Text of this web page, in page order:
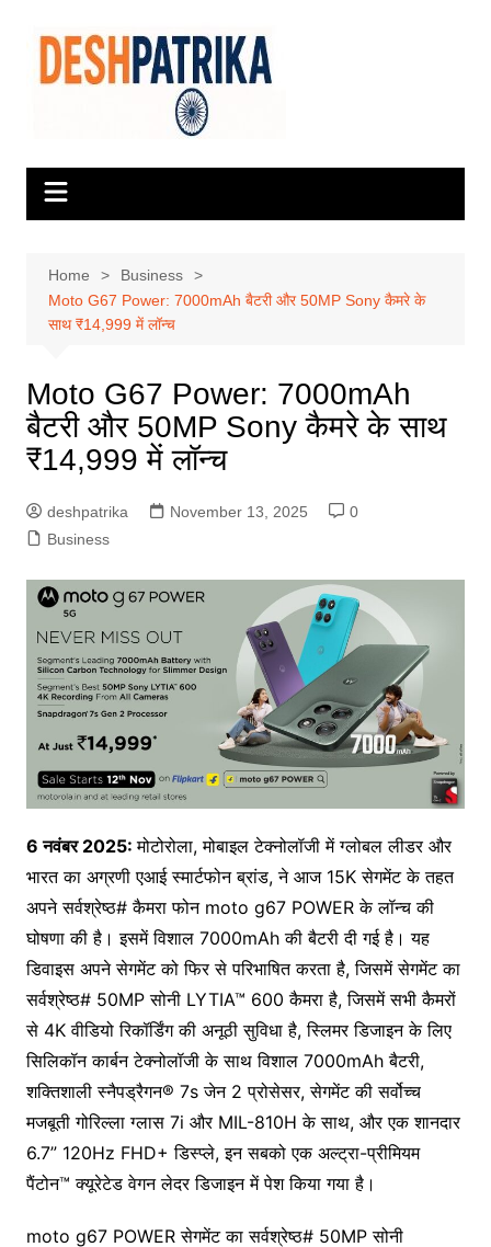
content
Home
Business
Moto G67 Power: 7000mAh बैटरी और 50MP Sony कैमरे के
साथ ₹14,999 में लॉन्च
Moto G67 Power: 7000mAh
बैटरी और 50MP Sony कैमरे के साथ
₹14,999 में लॉन्च
deshpatrika November 13, 2025
0
Business
6नवंबर 2025:मोटोरोला, मोबाइल टेक्नोलॉजी में ग्‍लोबल लीडर और
भारत का अग्रणी एआई स्मार्टफोन ब्रांड, ने आज 15K सेगमेंट के तहत
अपने सर्वश्रेष्ठ# कैमरा फोन moto g67 POWER के लॉन्च की
घोषणा की है। इसमें विशाल 7000mAh की बैटरी दी गई है। यह
डिवाइस अपने सेगमेंट को फिर से परिभाषित करता है, जिसमें सेगमेंट का
सर्वश्रेष्ठ# 50MP सोनी LYTIA™ 600 कैमरा है, जिसमें सभी कैमरों
से 4K वीडियो रिकॉर्डिंग की अनूठी सुविधा है, स्लिमर डिजाइन के लिए
सिलिकॉन कार्बन टेक्नोलॉजी के साथ विशाल 7000mAh बैटरी,
शक्तिशाली स्नैपड्रैगन® 7s जेन 2 प्रोसेसर, सेगमेंट की सर्वोच्च
मजबूती गोरिल्ला ग्लास 7i और MIL-810H के साथ, और एक शानदार
6.7” 120Hz FHD+ डिस्प्ले, इन सबको एक अल्ट्रा-प्रीमियम
पैंटोन™ क्यूरेटेड वेगन लेदर डिजाइन में पेश किया गया है।
moto g67 POWER सेगमेंट का सर्वश्रेष्ठ# 50MP सोनी